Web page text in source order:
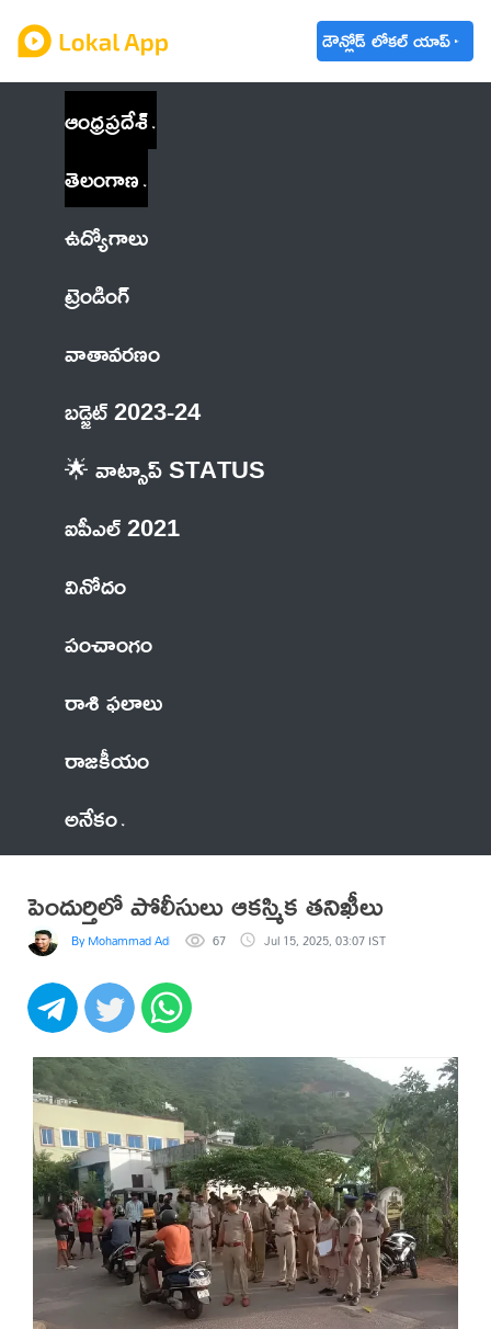
డౌన్లోడ్ లోకల్ యాప్
ఆంధ్రప్రదేశ్
తెలంగాణ
ఉద్యోగాలు
ట్రెండింగ్
వాతావరణం
బడ్జెట్ 2023-24
🌟 వాట్సాప్ STATUS
ఐపీఎల్ 2021
వినోదం
పంచాంగం
రాశి ఫలాలు
రాజకీయం
అనేకం
పెందుర్తిలో పోలీసులు ఆకస్మిక తనిఖీలు
By Mohammad Adil Anwar 67 Jul 15, 2025, 03:07 IST